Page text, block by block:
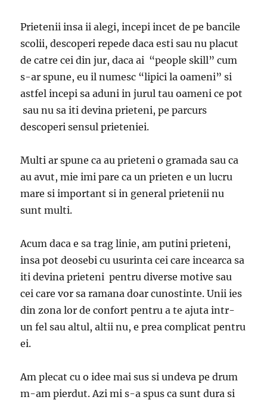
Prietenii insa ii alegi, incepi incet de pe bancile
scolii, descoperi repede daca esti sau nu placut
de catre cei din jur, daca ai “people skill” cum
s-ar spune, eu il numesc “lipici la oameni” si
astfel incepi sa aduni in jurul tau oameni ce pot
sau nu sa iti devina prieteni, pe parcurs
descoperi sensul prieteniei.
Multi ar spune ca au prieteni o gramada sau ca
au avut, mie imi pare ca un prieten e un lucru
mare si important si in general prietenii nu
sunt multi.
Acum daca e sa trag linie, am putini prieteni,
insa pot deosebi cu usurinta cei care incearca sa
iti devina prieteni pentru diverse motive sau
cei care vor sa ramana doar cunostinte. Unii ies
din zona lor de confort pentru a te ajuta intr-
un fel sau altul, altii nu, e prea complicat pentru
ei.
Am plecat cu o idee mai sus si undeva pe drum
m-am pierdut. Azi mi s-a spus ca sunt dura si